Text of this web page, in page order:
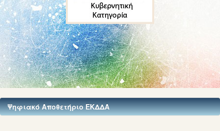
Ψηφιακό Αποθετήριο ΕΚΔΔΑ